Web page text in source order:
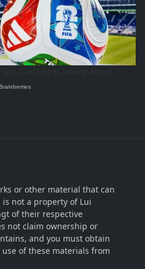
or other material that can
not a property of Lui
of their respective
not claim ownership or
and you must obtain
of these materials from